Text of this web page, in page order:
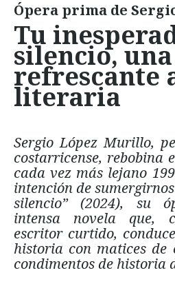
Ópera prima de
Tu
silencio, una
refrescante
literaria
Sergio López Murillo,
costarricense, rebobina
cada vez más lejano
intención de
silencio” (2024), su
intensa novela que,
escritor curtido,
historia con matices de
condimentos de historia